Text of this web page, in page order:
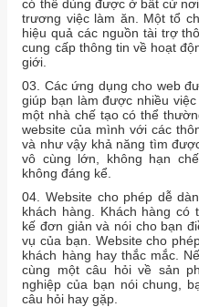
có thể dùng được ở bất cứ
trương việc làm ăn. Một tổ
hiệu quả các nguồn tài trợ
cung cấp thông tin về hoạt
giới.
03. Các ứng dụng cho web
giúp bạn làm được nhiều
một nhà chế tạo có thể
website của mình với các
và như vậy khả năng tìm
vô cùng lớn, không hạn
không đáng kể.
04.Website cho phép dễ
khách hàng. Khách hàng có
kế đơn giản và nói cho bạn
vụ của bạn. Website cho
khách hàng hay thắc mắc.
cùng một câu hỏi về sản
nghiệp của bạn nói chung,
câu hỏi hay gặp.